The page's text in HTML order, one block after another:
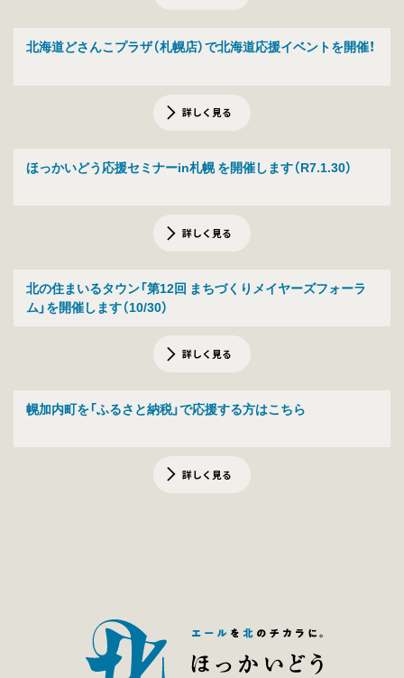
北海道どさんこプラザ（札幌店）で北海道応援イベントを開催！
詳しく見る
ほっかいどう応援セミナーin札幌 を開催します（R7.1.30）
詳しく見る
北の住まいるタウン「第12回 まちづくりメイヤーズフォーラ
ム」を開催します（10/30）
詳しく見る
幌加内町を「ふるさと納税」で応援する方はこちら
詳しく見る